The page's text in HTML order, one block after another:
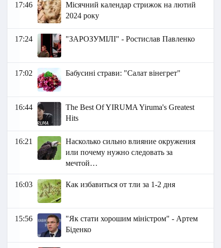
17:46
Місячний календар стрижок на лютий
2024 року
17:24 "ЗАРОЗУМІЛІ" - Ростислав Павленко
17:02 Бабусині страви: "Салат вінегрет"
16:44
The Best Of YIRUMA Yiruma's Greatest
Hits
16:21
Насколько сильно влияние окружения
или почему нужно следовать за
мечтой…
16:03 Как избавиться от тли за 1-2 дня
15:56
"Як стати хорошим міністром" - Артем
Біденко